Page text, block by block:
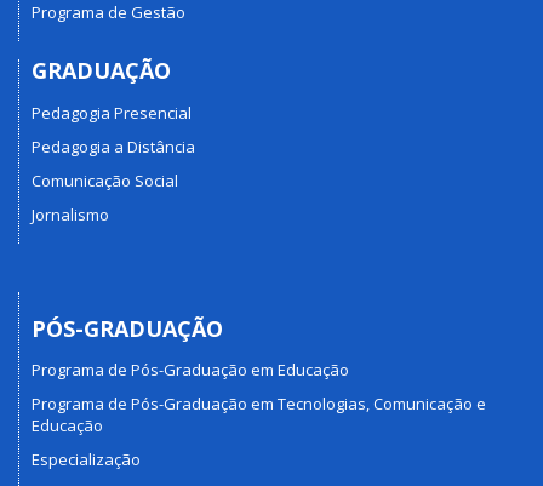
Programa de Gestão
GRADUAÇÃO
Pedagogia Presencial
Pedagogia a Distância
Comunicação Social
Jornalismo
PÓS-GRADUAÇÃO
Programa de Pós-Graduação em Educação
Programa de Pós-Graduação em Tecnologias, Comunicação e
Educação
Especialização